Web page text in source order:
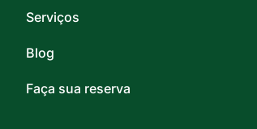
Serviços
Blog
Faça sua reserva